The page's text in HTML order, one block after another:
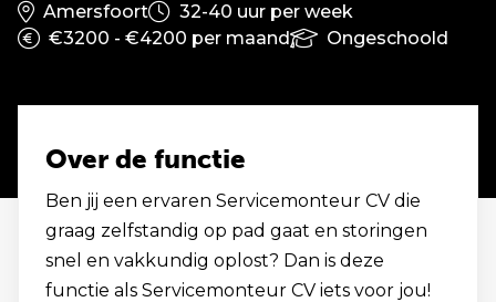
Amersfoort
32-40 uur per week
€3200 - €4200 per maand
Ongeschoold
Over de functie
Ben jij een ervaren Servicemonteur CV die
graag zelfstandig op pad gaat en storingen
snel en vakkundig oplost? Dan is deze
functie als Servicemonteur CV iets voor jou!